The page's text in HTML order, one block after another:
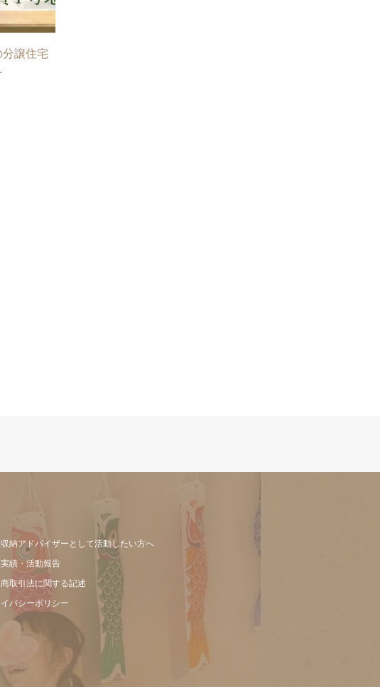
譲住宅
納アドバイザーとして活動したい方へ
績・活動報告
取引法に関する記述
バシーポリシー